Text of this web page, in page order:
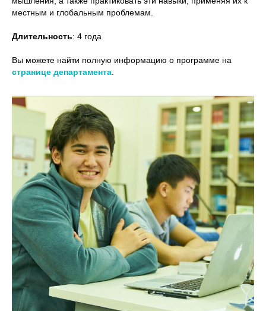
местным и глобальным проблемам.
Длительность: 4 года
Вы можете найти полную информацию о программе на
странице департамента